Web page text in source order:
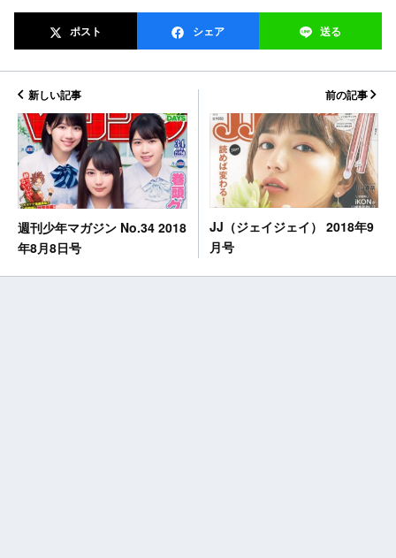
ポスト シェア 送る
新しい記事
週刊少年マガジン No.34 2018
年8月8日号
前の記事
JJ（ジェイジェイ） 2018年9
月号